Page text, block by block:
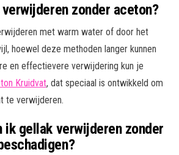
zonder aceton?
met warm water of door het
hoewel deze methoden langer kunnen
en effectievere verwijdering kun je
Kruidvat, dat speciaal is ontwikkeld om
te verwijderen.
ik gellak verwijderen zonder